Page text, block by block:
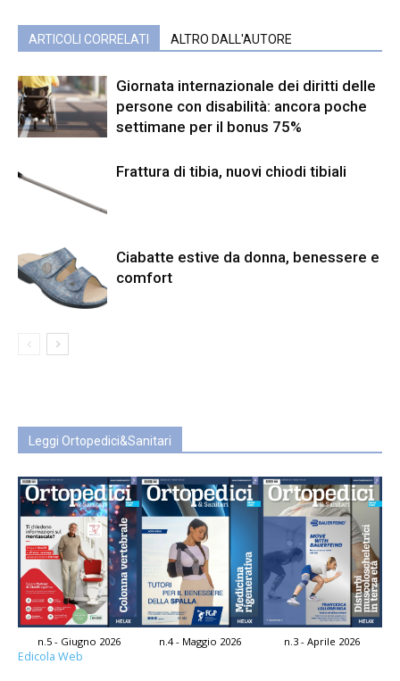
ARTICOLI CORRELATI ALTRO DALL'AUTORE
Giornata internazionale dei diritti delle
persone con disabilità: ancora poche
settimane per il bonus 75%
Frattura di tibia, nuovi chiodi tibiali
Ciabatte estive da donna, benessere e
comfort
Leggi Ortopedici&Sanitari
n.5 - Giugno 2026 n.4 - Maggio 2026 n.3 - Aprile 2026
Edicola Web